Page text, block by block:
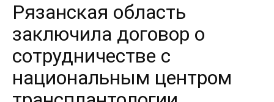
Рязанская область
заключила договор о
сотрудничестве с
национальным центром